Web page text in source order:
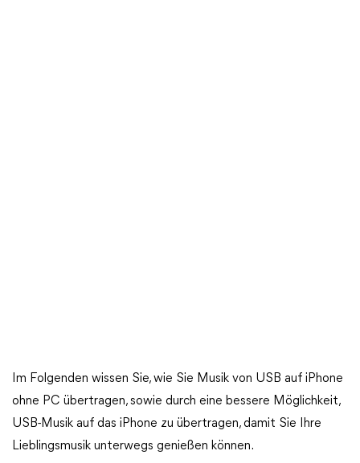
Im Folgenden wissen Sie, wie Sie Musik von USB auf iPhone
ohne PC übertragen, sowie durch eine bessere Möglichkeit,
USB-Musik auf das iPhone zu übertragen, damit Sie Ihre
Lieblingsmusik unterwegs genießen können.